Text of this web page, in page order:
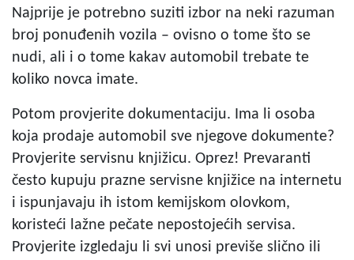
Najprije je potrebno suziti izbor na neki razuman
broj ponuđenih vozila – ovisno o tome što se
nudi, ali i o tome kakav automobil trebate te
koliko novca imate.
Potom provjerite dokumentaciju. Ima li osoba
koja prodaje automobil sve njegove dokumente?
Provjerite servisnu knjižicu. Oprez! Prevaranti
često kupuju prazne servisne knjižice na internetu
i ispunjavaju ih istom kemijskom olovkom,
koristeći lažne pečate nepostojećih servisa.
Provjerite izgledaju li svi unosi previše slično ili